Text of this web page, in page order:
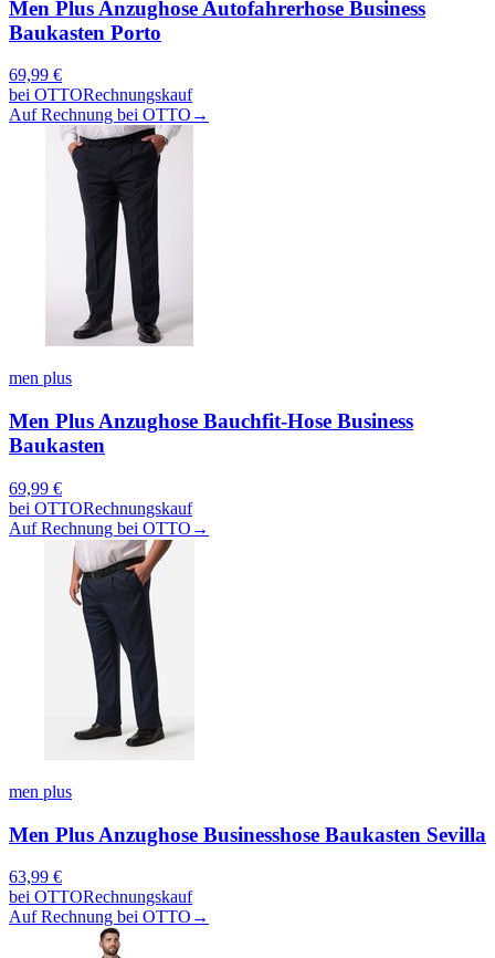
Men Plus Anzughose Autofahrerhose Business
Baukasten Porto
69,99 €
bei OTTORechnungskauf
Auf Rechnung bei OTTO →
men plus
Men Plus Anzughose Bauchfit-Hose Business
Baukasten
69,99 €
bei OTTORechnungskauf
Auf Rechnung bei OTTO →
men plus
Men Plus Anzughose Businesshose Baukasten Sevilla
63,99 €
bei OTTORechnungskauf
Auf Rechnung bei OTTO →